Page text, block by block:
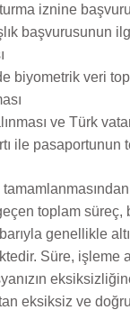
iznine
başvurusunun
biyometrik veri
ve Türk
ile pasaportunun
toplam süreç,
genellikle
Süre, işleme
eksiksiz ve doğru